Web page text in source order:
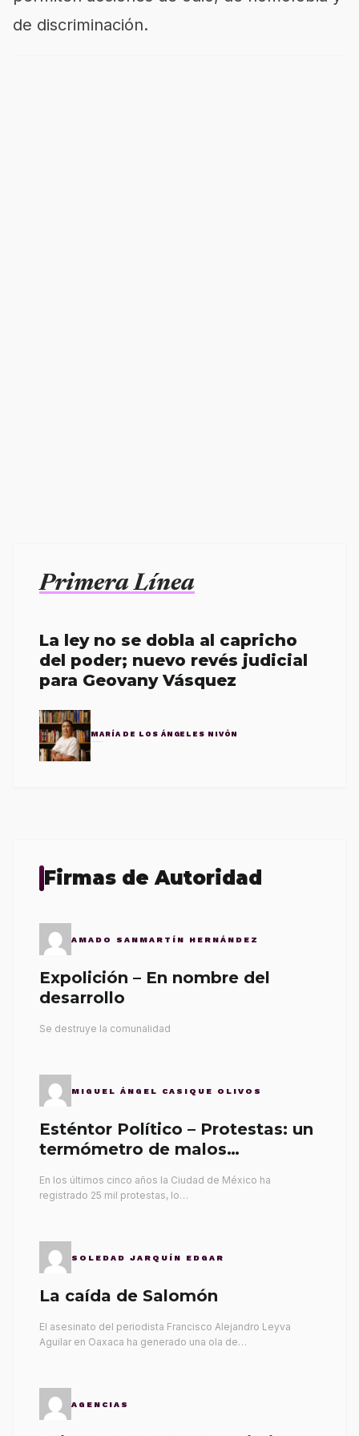
de discriminación.
Primera Línea
La ley no se dobla al capricho
del poder; nuevo revés judicial
para Geovany Vásquez
MARÍA DE LOS ÁNGELES NIVÓN
Firmas de Autoridad
AMADO SANMARTÍN HERNÁNDEZ
Expolición – En nombre del
desarrollo
Se destruye la comunalidad
MIGUEL ÁNGEL CASIQUE OLIVOS
Esténtor Político – Protestas: un
termómetro de malos
En los últimos cinco años la Ciudad de México ha
registrado 25 mil protestas, lo…
SOLEDAD JARQUÍN EDGAR
La caída de Salomón
El asesinato del periodista Francisco Alejandro Leyva
Aguilar en Oaxaca ha generado una ola de…
AGENCIAS